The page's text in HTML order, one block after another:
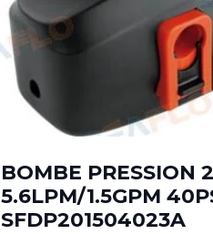
BOMBE PRESSION
5.6LPM/1.5GPM
SFDP201504023A